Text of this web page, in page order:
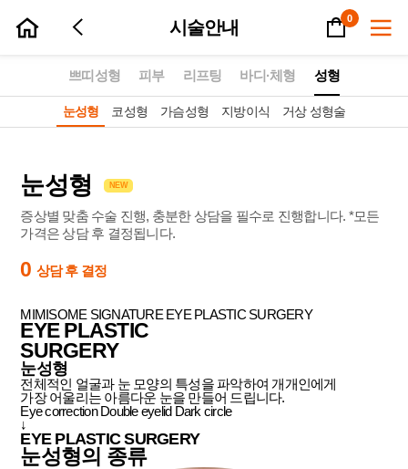
시술안내
장바구니
0
쁘띠성형 피부 리프팅 바디·체형 성형
눈성형 코성형 가슴성형 지방이식 거상 성형술
눈성형 NEW
증상별 맞춤 수술 진행, 충분한 상담을 필수로 진행합니다. *모든
가격은 상담 후 결정됩니다.
0 상담 후 결정
MIMISOME SIGNATURE EYE PLASTIC SURGERY
EYE PLASTIC
SURGERY
눈성형
전체적인 얼굴과 눈 모양의 특성을 파악하여 개개인에게
가장 어울리는 아름다운 눈을 만들어 드립니다.
Eye correction Double eyelid Dark circle
↓
EYE PLASTIC SURGERY
눈성형의 종류